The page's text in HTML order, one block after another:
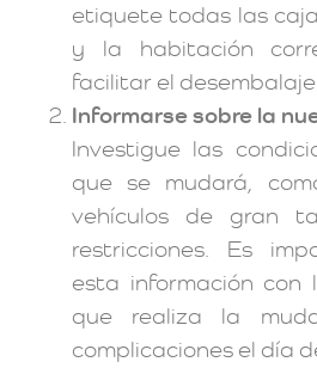
etiquete todas las
y la habitación
facilitar el
Informarse sobre la
Investigue las
que se mudará,
vehículos de gran
restricciones. Es
esta información con
que realiza la
complicaciones el día